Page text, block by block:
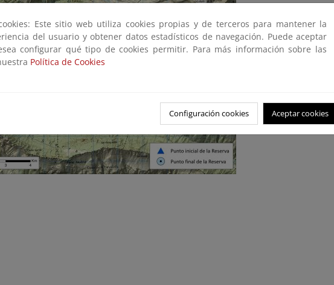
Este sitio web utiliza cookies propias y de terceros para mantener la
del usuario y obtener datos estadísticos de navegación. Puede aceptar
configurar qué tipo de cookies permitir. Para más información sobre las
Política de Cookies
Configuración cookies Aceptar cookies